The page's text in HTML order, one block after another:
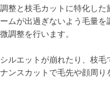
整と枝毛カットに特化した
ムが出過ぎないよう毛量を
調整を行います。
ルエットが崩れたり、枝
ンスカットで毛先や顔周